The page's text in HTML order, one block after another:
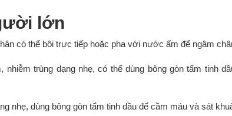
lớn
có thể bôi trực tiếp hoặc pha với nước ấm để ngâm
trùng dạng nhẹ, có thể dùng bông gòn tẩm tinh
nhẹ, dùng bông gòn tẩm tinh dầu để cầm máu và sát